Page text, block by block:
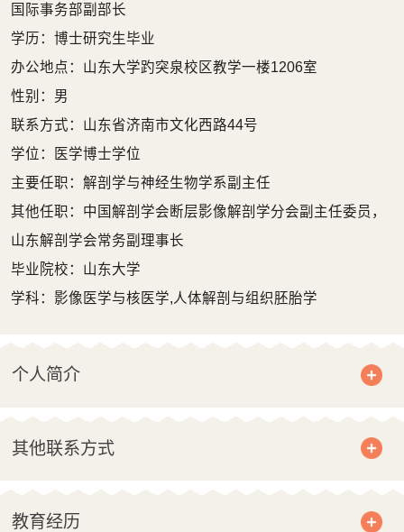
国际事务部副部长
学历：博士研究生毕业
办公地点：山东大学趵突泉校区教学一楼1206室
性别：男
联系方式： 山东省济南市文化西路44号
学位：医学博士学位
主要任职：解剖学与神经生物学系副主任
其他任职：中国解剖学会断层影像解剖学分会副主任委员，
山东解剖学会常务副理事长
毕业院校：山东大学
学科：影像医学与核医学,人体解剖与组织胚胎学
个人简介
其他联系方式
教育经历